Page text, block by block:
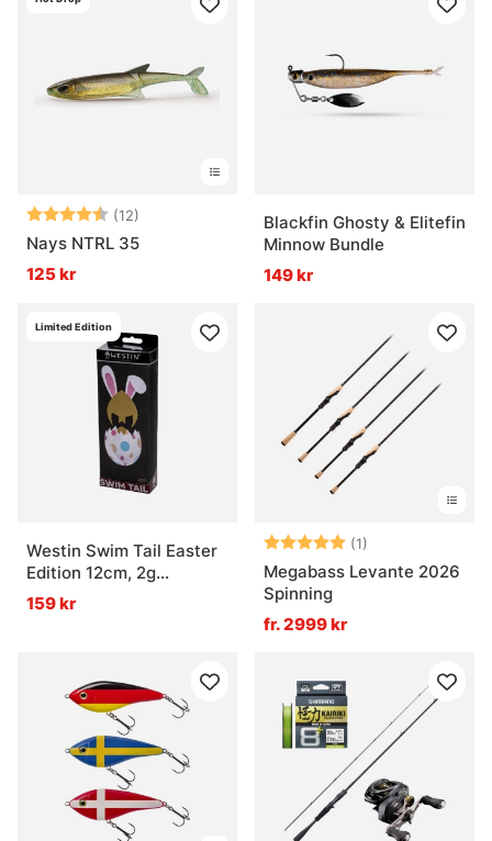
Betyg: (12)
4.6 utav 5 stjärnor
Nays NTRL 35
125 kr
Blackfin Ghosty & Elitefin
Minnow Bundle
149 kr
Limited Edition
Westin Swim Tail Easter
Edition 12cm, 2g
Suspending 1 Body 2
Tails
159 kr
Betyg: (1)
Megabass Levante 2026
Spinning
fr. 2999 kr